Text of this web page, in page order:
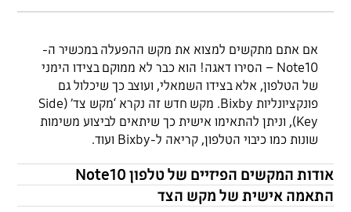
אם אתם מתקשים למצוא את מקש ההפעלה במכשיר ה-
Note10 – הסירו דאגה! הוא כבר לא ממוקם בצידו הימני
של הטלפון, אלא בצידו השמאלי, ועוצב כך שיכלול גם
פונקציונליות Bixby. מקש חדש זה נקרא ‘מקש צד’ (Side
Key), וניתן להתאימו אישית כך שיתאים לביצוע משימות
שונות כמו כיבוי הטלפון, קריאה ל-Bixby ועוד.
אודות המקשים הפיזיים של טלפון Note10
התאמה אישית של מקש הצד